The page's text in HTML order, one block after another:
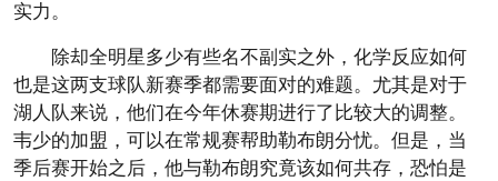
实力。
除却全明星多少有些名不副实之外，化学反应如何
也是这两支球队新赛季都需要面对的难题。尤其是对于
湖人队来说，他们在今年休赛期进行了比较大的调整。
韦少的加盟，可以在常规赛帮助勒布朗分忧。但是，当
季后赛开始之后，他与勒布朗究竟该如何共存，恐怕是